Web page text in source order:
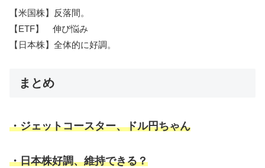
【米国株】反落間。
【ETF】 伸び悩み
【日本株】全体的に好調。
まとめ
・ジェットコースター、ドル円ちゃん
・日本株好調、維持できる？